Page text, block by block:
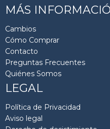
MÁS
Cambios
Cómo Comprar
Contacto
Preguntas Frecuentes
Quiénes Somos
LEGAL
Política de Privacidad
Aviso legal